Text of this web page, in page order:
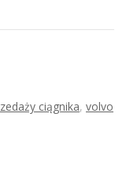
ciągnika, volvo